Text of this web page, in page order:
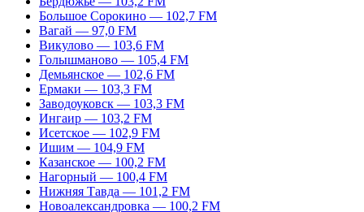
Большое Сорокино — 102,7 FM
Вагай — 97,0 FM
Викулово — 103,6 FM
Голышманово — 105,4 FM
Демьянское — 102,6 FM
Ермаки — 103,3 FM
Заводоуковск — 103,3 FM
Ингаир — 103,2 FM
Исетское — 102,9 FM
Ишим — 104,9 FM
Казанское — 100,2 FM
Нагорный — 100,4 FM
Нижняя Тавда — 101,2 FM
Новоалександровка — 100,2 FM